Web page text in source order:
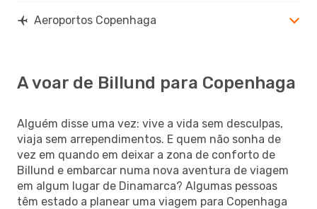
Aeroportos Copenhaga
A voar de Billund para Copenhaga
Alguém disse uma vez: vive a vida sem desculpas,
viaja sem arrependimentos. E quem não sonha de
vez em quando em deixar a zona de conforto de
Billund e embarcar numa nova aventura de viagem
em algum lugar de Dinamarca? Algumas pessoas
têm estado a planear uma viagem para Copenhaga